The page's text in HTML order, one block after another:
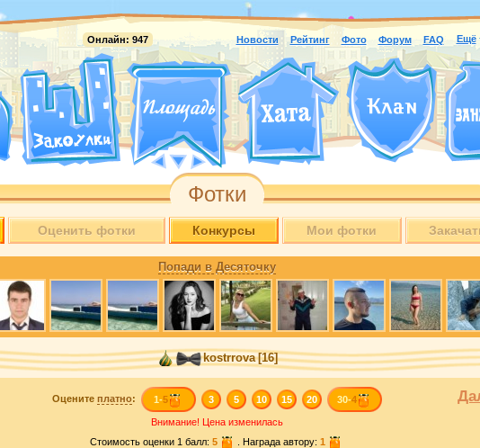
Онлайн: 947 Новости Рейтинг Фото Форум FAQ Ещё
Фотки
Оценить фотки Конкурсы Мои фотки
Попади в Десяточку
kostrrova [16]
Оцените платно: 1-5 3 5 10 15 20 30-4
Внимание! Цена изменилась
Стоимость оценки 1 балл: 5 . Награда автору: 1